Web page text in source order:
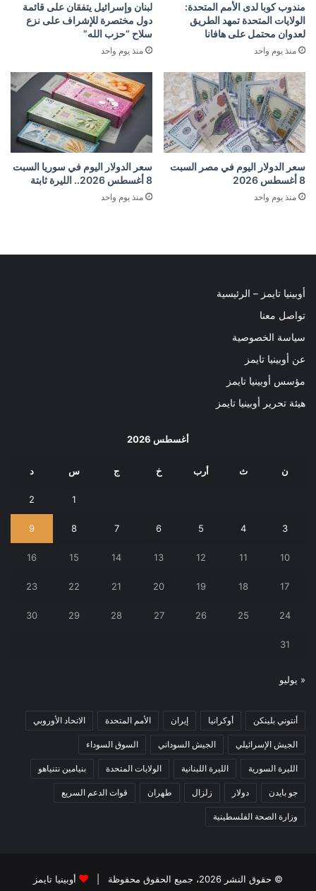
مندوب كوبا لدى الأمم المتحدة:
الولايات المتحدة تمهد الطريق
لعدوان محتمل على هافانا
منذ يوم واحد
لبنان وإسرائيل يتفقان على قائمة
دول مختصرة للإشراف على نزع
سلاح “حزب الله”
منذ يوم واحد
سعر الدولار اليوم في مصر السبت
8 أغسطس 2026
منذ يوم واحد
سعر الدولار اليوم في سوريا السبت
8 أغسطس 2026.. الليرة ثابتة
منذ يوم واحد
أوبينيا تايمز – الرئيسية
تواصل معنا
سياسة الخصوصية
عن أوبينيا تايمز
مؤسس أوبينيا تايمز
هيئة تحرير أوبينيا تايمز
أغسطس 2026
ن ث أرب خ ج س د
1
2
3
4
5
6
7
8
9
10
11
12
13
14
15
16
17
18
19
20
21
22
23
24
25
26
27
28
29
30
31
« يوليو
أنتوني بلينكن أوكرانيا إيران الأمم المتحدة الاتحاد الأوروبي
الجيش الإسرائيلي الجيش السوداني السوق السوداء
الليرة السورية الليرة اللبنانية الولايات المتحدة بنيامين نتنياهو
جو بايدن دولار زلزال طهران قوات الدعم السريع
وزارة الصحة الفلسطينية
© حقوق النشر 2026، جميع الحقوق محفوظة | أوبينيا تايمز